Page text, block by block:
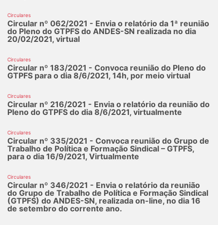
Circulares
Circular nº 062/2021 - Envia o relatório da 1ª reunião
do Pleno do GTPFS do ANDES-SN realizada no dia
20/02/2021, virtual
Circulares
Circular nº 183/2021 - Convoca reunião do Pleno do
GTPFS para o dia 8/6/2021, 14h, por meio virtual
Circulares
Circular nº 216/2021 - Envia o relatório da reunião do
Pleno do GTPFS do dia 8/6/2021, virtualmente
Circulares
Circular nº 335/2021 - Convoca reunião do Grupo de
Trabalho de Política e Formação Sindical – GTPFS,
para o dia 16/9/2021, Virtualmente
Circulares
Circular nº 346/2021 - Envia o relatório da reunião
do Grupo de Trabalho de Política e Formação Sindical
(GTPFS) do ANDES-SN, realizada on-line, no dia 16
de setembro do corrente ano.